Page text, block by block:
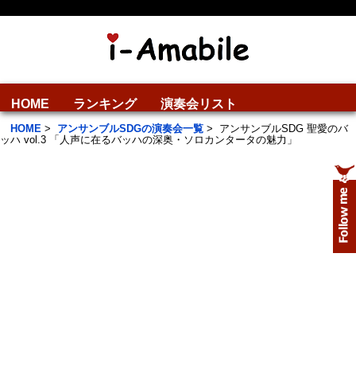
HOME ランキング 演奏会リスト
HOME > アンサンブルSDGの演奏会一覧 > アンサンブルSDG 聖愛のバ
ッハ vol.3 「人声に在るバッハの深奥・ソロカンタータの魅力」